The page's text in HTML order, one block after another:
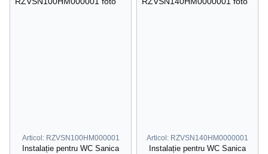
Articol: RZVSN100HM000001
Instalație pentru WC Sanica
Articol: RZVSN140HM0000001
Instalație pentru WC Sanica